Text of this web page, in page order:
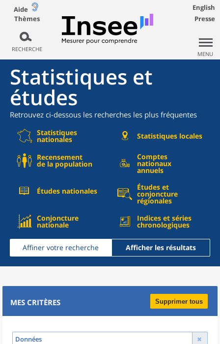
Aide
Thèmes
RECHERCHE
English
Presse
MENU
Statistiques et
études
Retrouvez ci-dessous les recherches les plus fréquentes
Statistiques
nationales Statistiques locales
Recensement
de la population
Comptes
nationaux
annuels
Études nationales Études et
conjoncture
régionales
Conjoncture
nationale
Indices et séries
chronologiques
Affiner votre recherche Afficher les résultats
MES CRITÈRES Supprimer tous
Données